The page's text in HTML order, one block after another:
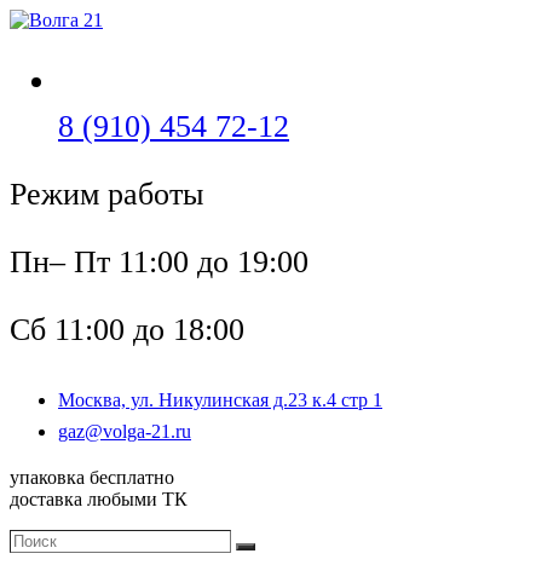
Перейти
8 (910) 454 72-12
Режим работы
Пн– Пт 11:00 до 19:00
Сб 11:00 до 18:00
Москва, ул. Никулинская д.23 к.4 стр 1
gaz@volga-21.ru
упаковка бесплатно
доставка любыми ТК
Поиск
Поиск